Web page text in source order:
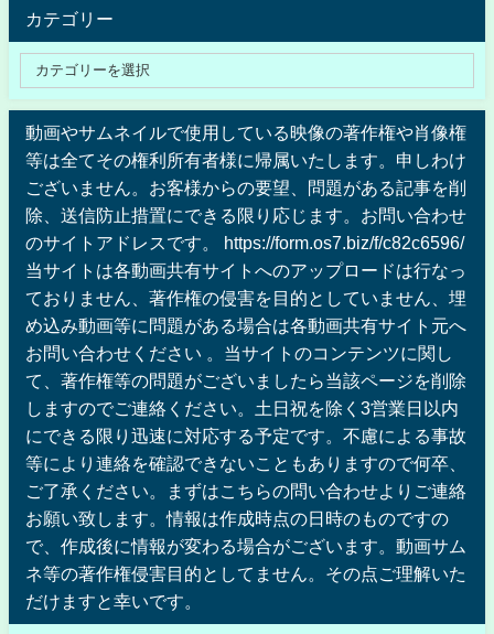
カテゴリー
動画やサムネイルで使用している映像の著作権や肖像権
等は全てその権利所有者様に帰属いたします。申しわけ
ございません。お客様からの要望、問題がある記事を削
除、送信防止措置にできる限り応じます。お問い合わせ
のサイトアドレスです。 https://form.os7.biz/f/c82c6596/
当サイトは各動画共有サイトへのアップロードは行なっ
ておりません、著作権の侵害を目的としていません、埋
め込み動画等に問題がある場合は各動画共有サイト元へ
お問い合わせください 。当サイトのコンテンツに関し
て、著作権等の問題がございましたら当該ページを削除
しますのでご連絡ください。土日祝を除く3営業日以内
にできる限り迅速に対応する予定です。不慮による事故
等により連絡を確認できないこともありますので何卒、
ご了承ください。まずはこちらの問い合わせよりご連絡
お願い致します。情報は作成時点の日時のものですの
で、作成後に情報が変わる場合がございます。動画サム
ネ等の著作権侵害目的としてません。その点ご理解いた
だけますと幸いです。